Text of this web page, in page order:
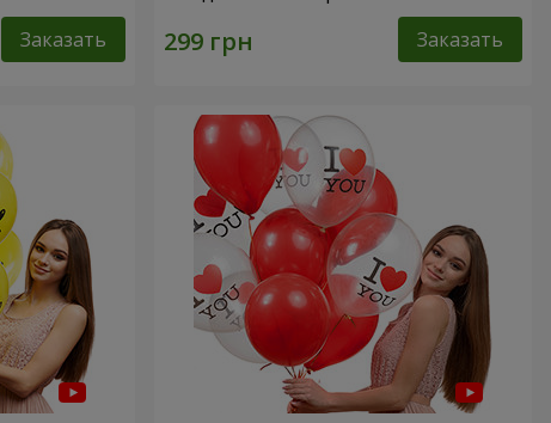
Заказать
Заказать